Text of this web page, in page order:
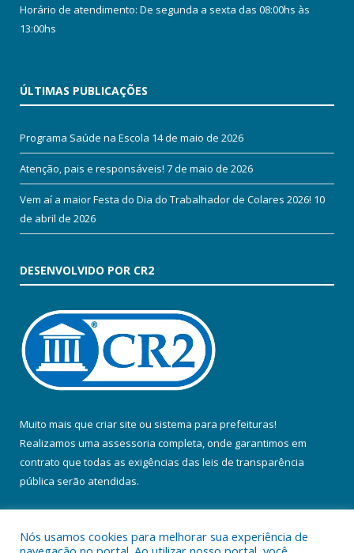
Horário de atendimento: De segunda a sexta das 08:00hs às
13:00hs
ÚLTIMAS PUBLICAÇÕES
Programa Saúde na Escola 14 de maio de 2026
Atenção, pais e responsáveis! 7 de maio de 2026
Vem aí a maior Festa do Dia do Trabalhador de Colares 2026! 10
de abril de 2026
DESENVOLVIDO POR CR2
Muito mais que criar site ou sistema para prefeituras!
Realizamos uma assessoria completa, onde garantimos em
contrato que todas as exigências das leis de transparência
pública serão atendidas.
Nós usamos cookies para melhorar sua experiência de